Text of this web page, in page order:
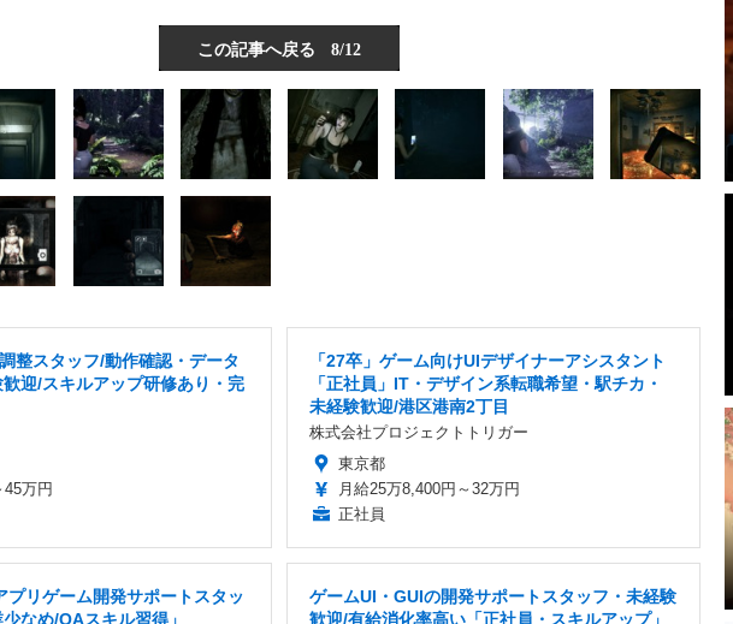
この記事へ戻る 8/12
整スタッフ/動作確認・データ
迎/スキルアップ研修あり・完
45万円
「27卒」ゲーム向けUIデザイナーアシスタント
「正社員」IT・デザイン系転職希望・駅チカ・
未経験歓迎/港区港南2丁目
株式会社プロジェクトトリガー
東京都
月給25万8,400円～32万円
正社員
プリゲーム開発サポートスタッ
なめ/QAスキル習得」
ゲームUI・GUIの開発サポートスタッフ・未経験
歓迎/有給消化率高い「正社員・スキルアップ」